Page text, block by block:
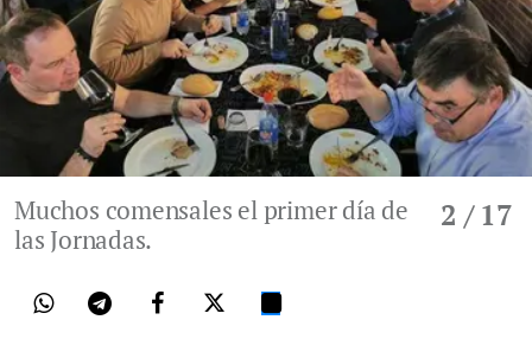
2 / 17
Muchos comensales el primer día de
las Jornadas.